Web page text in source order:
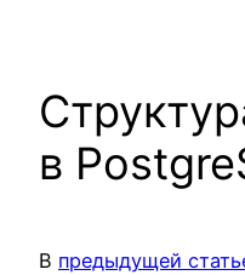
в
В предыдущей